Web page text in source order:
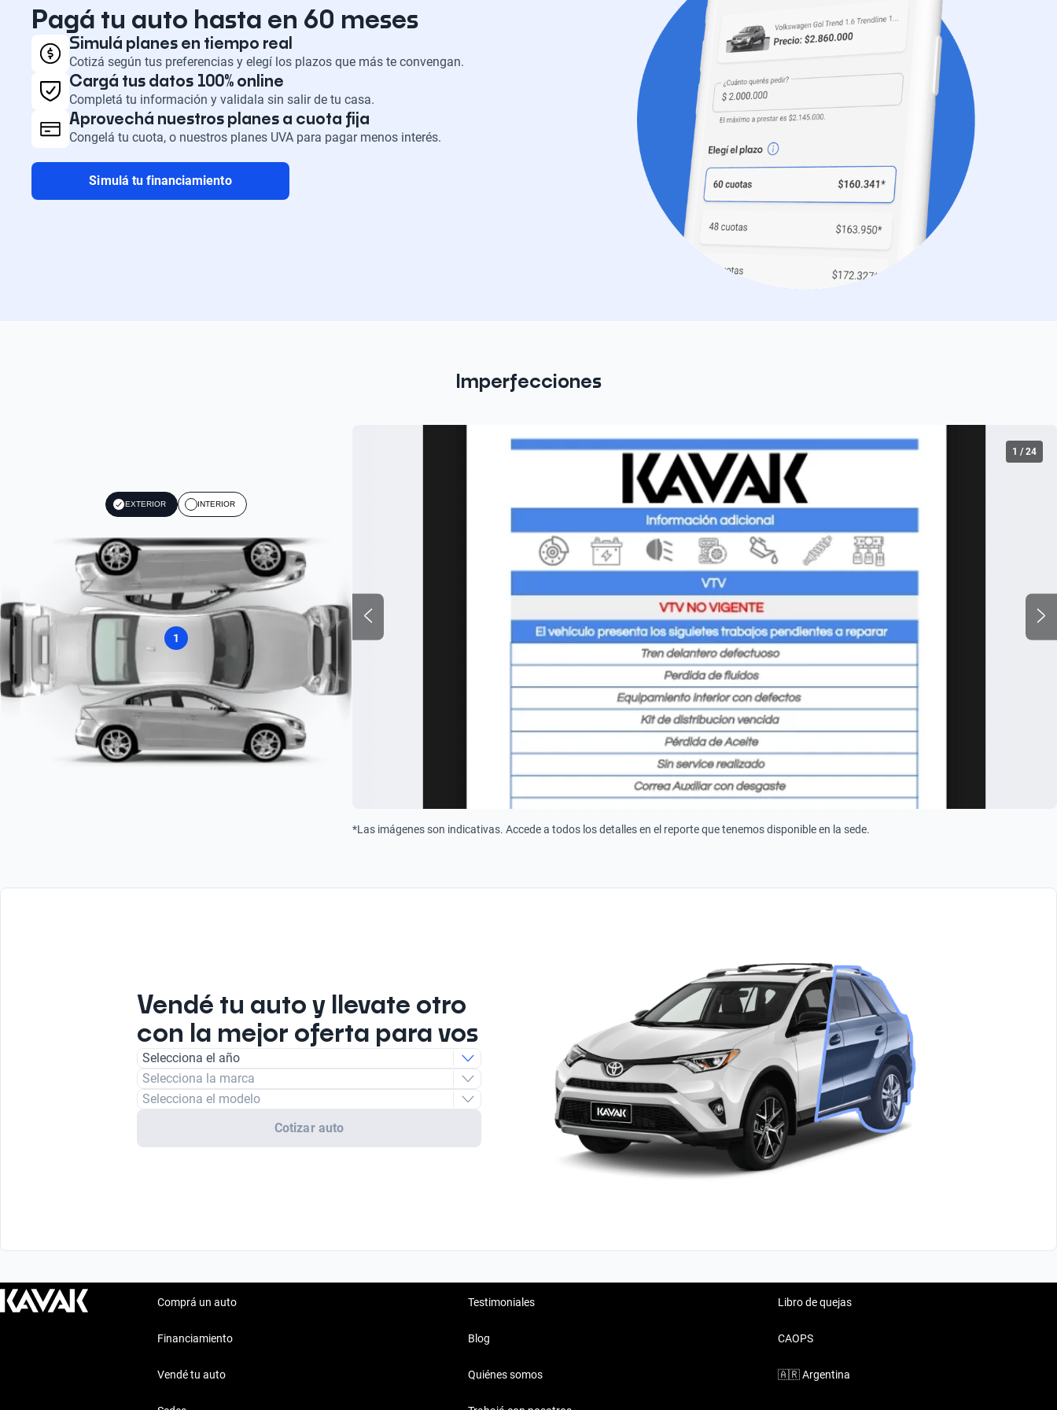
Pagá tu auto hasta en 60 meses
Simulá planes en tiempo real
Cotizá según tus preferencias y elegí los plazos que más te convengan.
Cargá tus datos 100% online
Completá tu información y validala sin salir de tu casa.
Aprovechá nuestros planes a cuota fija
Congelá tu cuota, o nuestros planes UVA para pagar menos interés.
Simulá tu financiamiento
Imperfecciones
EXTERIOR INTERIOR
1
1 /24
*Las imágenes son indicativas. Accede a todos los detalles en el reporte que tenemos disponible en la sede.
Vendé tu auto y llevate otro
con la mejor oferta para vos
Selecciona el año
Selecciona la marca
Selecciona el modelo
Cotizar auto
Comprá un auto
Financiamiento
Vendé tu auto
Testimoniales
Blog
Quiénes somos
Libro de quejas
CAOPS
🇦🇷 Argentina